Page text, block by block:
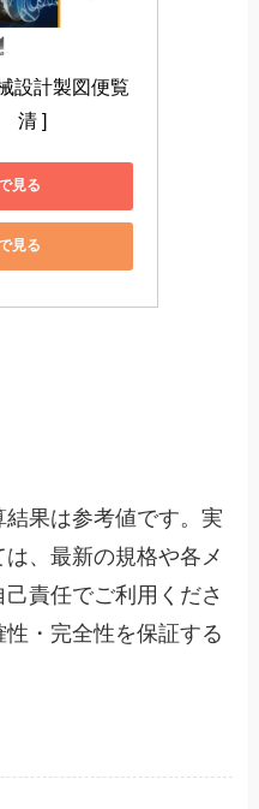
設計製図便覧
清 ]
見る
見る
果は参考値です。実
、最新の規格や各メ
責任でご利用くださ
・完全性を保証する